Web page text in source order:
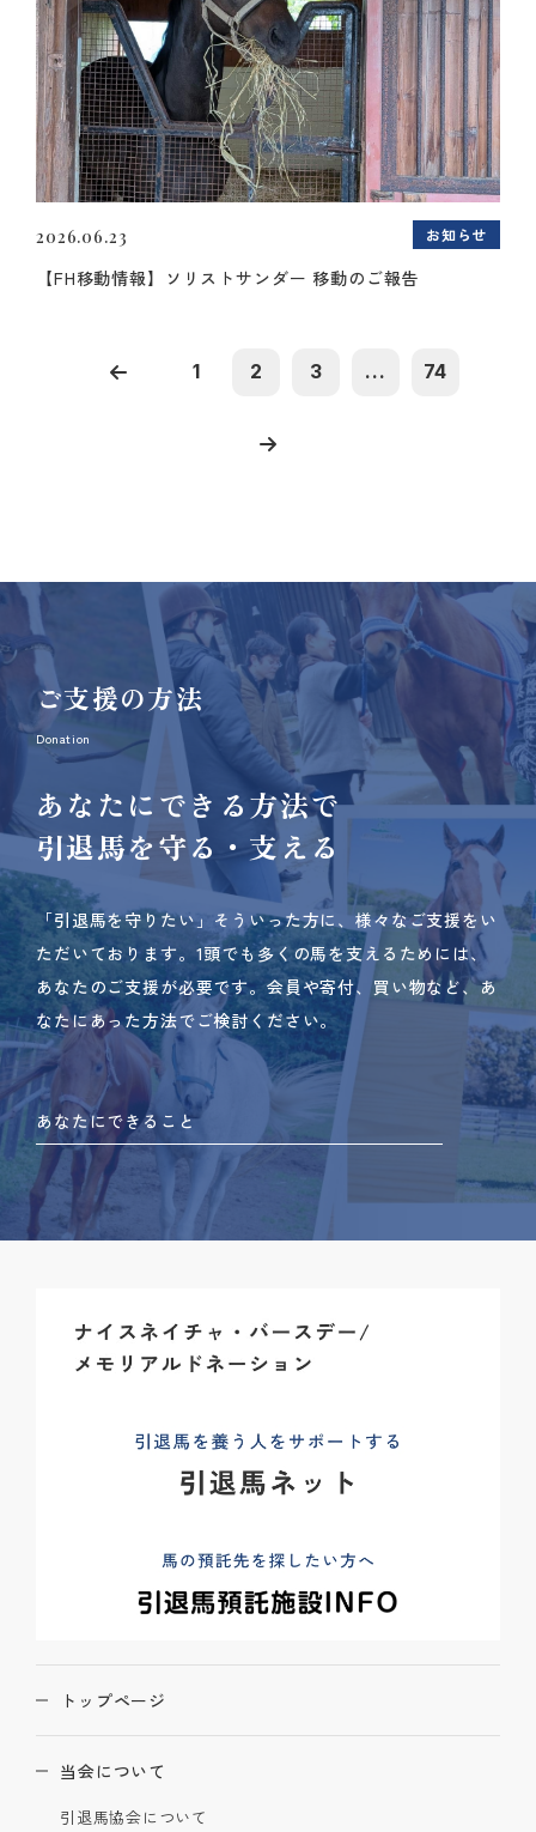
2026.06.23 お知らせ
【FH移動情報】ソリストサンダー 移動のご報告
1 2 3 ... 74
ご支援の方法
Donation
あなたにできる方法で
引退馬を守る・支える
「引退馬を守りたい」そういった方に、様々なご支援をい
ただいております。 1頭でも多くの馬を支えるためには、
あなたのご支援が必要です。 会員や寄付、買い物など、あ
なたにあった方法でご検討ください。
あなたにできること
トップページ
当会について
引退馬協会について